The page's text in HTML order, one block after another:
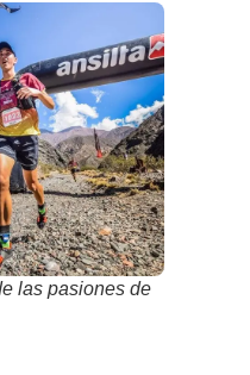
las pasiones de